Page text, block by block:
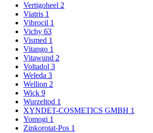
Vertigoheel 2
Viatris 1
Vibrocil 1
Vichy 63
Vismed 1
Vitango 1
Vitawund 2
Voltadol 3
Weleda 3
Wellion 2
Wick 9
Wurzeltod 1
XYNDET-COSMETICS GMBH 1
Yomogi 1
Zinkorotat-Pos 1